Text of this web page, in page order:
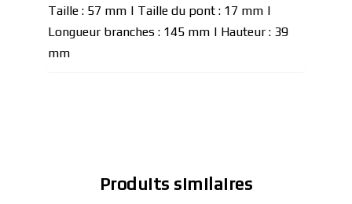
Taille : 57 mm | Taille du pont : 17 mm |
Longueur branches : 145 mm | Hauteur : 39
mm
Produits similaires